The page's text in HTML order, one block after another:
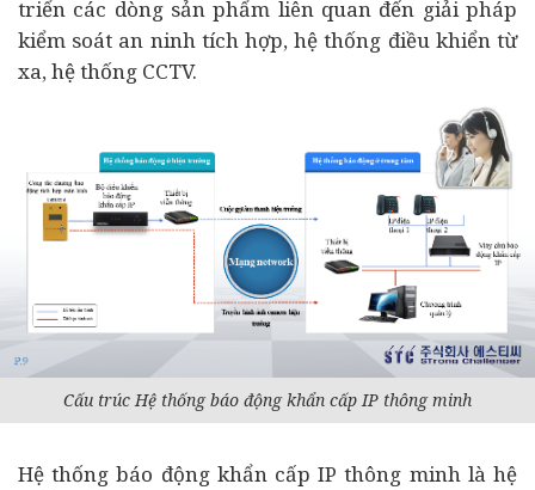
triển các dòng sản phẩm liên quan đến giải pháp
kiểm soát an ninh tích hợp, hệ thống điều khiển từ
xa, hệ thống CCTV.
Cấu trúc Hệ thống báo động khẩn cấp IP thông minh
Hệ thống báo động khẩn cấp IP thông minh là hệ